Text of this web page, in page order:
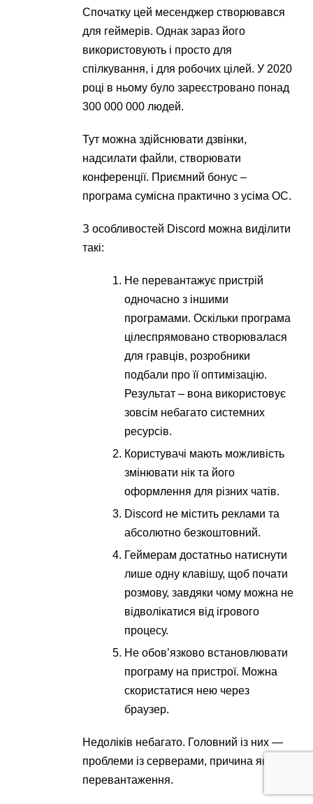
Спочатку цей месенджер створювався
для геймерів. Однак зараз його
використовують і просто для
спілкування, і для робочих цілей. У 2020
році в ньому було зареєстровано понад
300 000 000 людей.
Тут можна здійснювати дзвінки,
надсилати файли, створювати
конференції. Приємний бонус –
програма сумісна практично з усіма ОС.
З особливостей Discord можна виділити
такі:
Не перевантажує пристрій
одночасно з іншими
програмами. Оскільки програма
цілеспрямовано створювалася
для гравців, розробники
подбали про її оптимізацію.
Результат – вона використовує
зовсім небагато системних
ресурсів.
Користувачі мають можливість
змінювати нік та його
оформлення для різних чатів.
Discord не містить реклами та
абсолютно безкоштовний.
Геймерам достатньо натиснути
лише одну клавішу, щоб почати
розмову, завдяки чому можна не
відволікатися від ігрового
процесу.
Не обов’язково встановлювати
програму на пристрої. Можна
скористатися нею через
браузер.
Недоліків небагато. Головний із них —
проблеми із серверами, причина яких —
перевантаження.